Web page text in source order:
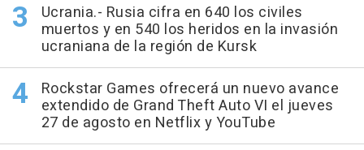
Ucrania.- Rusia cifra en 640 los civiles
muertos y en 540 los heridos en la invasión
ucraniana de la región de Kursk
Rockstar Games ofrecerá un nuevo avance
extendido de Grand Theft Auto VI el jueves
27 de agosto en Netflix y YouTube